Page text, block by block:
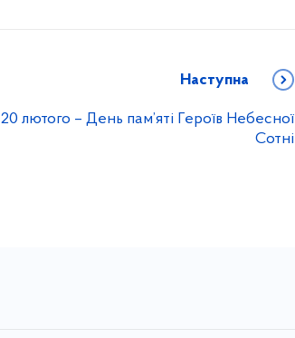
Наступна
20 лютого – День пам’яті Героїв Небесної
Сотні